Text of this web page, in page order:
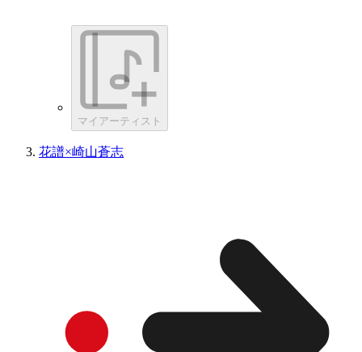
マイアーティスト
花譜×崎山蒼志